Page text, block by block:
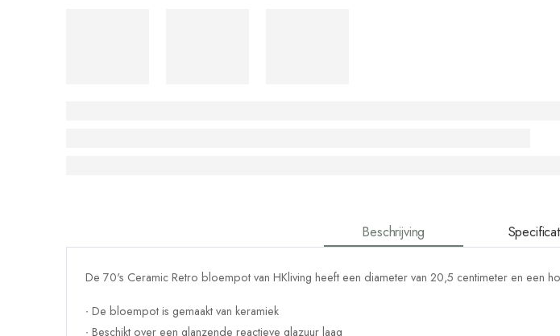
Beschrijving
De 70's Ceramic Retro bloempot van HKliving heeft een diameter van 20,5 centimeter en een
∙ De bloempot is gemaakt van keramiek
∙ Beschikt over een glanzende reactieve glazuur laag